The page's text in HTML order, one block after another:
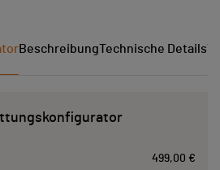
BeschreibungTechnische Details
499,00 €